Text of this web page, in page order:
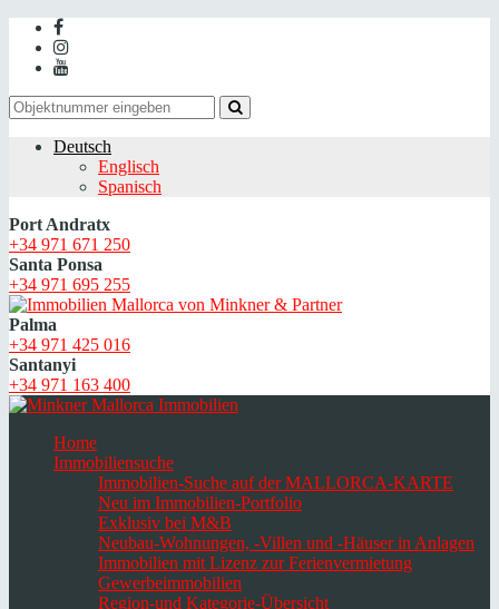
Deutsch
Englisch
Spanisch
Port Andratx
+34 971 671 250
Santa Ponsa
+34 971 695 255
Palma
+34 971 425 016
Santanyi
+34 971 163 400
Home
Immobiliensuche
Immobilien-Suche auf der MALLORCA-KARTE
Neu im Immobilien-Portfolio
Exklusiv bei M&B
Neubau-Wohnungen, -Villen und -Häuser in Anlagen
Immobilien mit Lizenz zur Ferienvermietung
Gewerbeimmobilien
Region-und Kategorie-Übersicht